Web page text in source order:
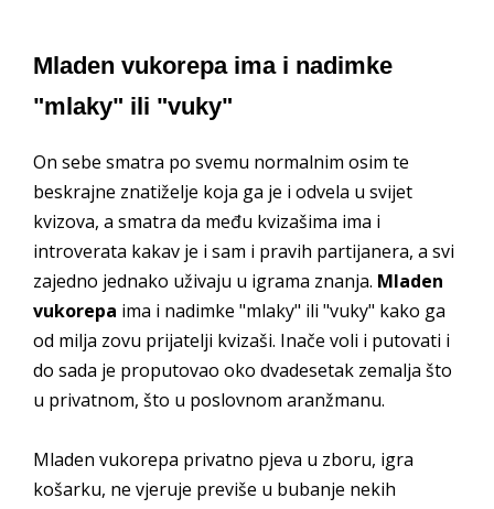
Mladen vukorepa ima i nadimke
"mlaky" ili "vuky"
On sebe smatra po svemu normalnim osim te
beskrajne znatiželje koja ga je i odvela u svijet
kvizova, a smatra da među kvizašima ima i
introverata kakav je i sam i pravih partijanera, a svi
zajedno jednako uživaju u igrama znanja. Mladen
vukorepa ima i nadimke "mlaky" ili "vuky" kako ga
od milja zovu prijatelji kvizaši. Inače voli i putovati i
do sada je proputovao oko dvadesetak zemalja što
u privatnom, što u poslovnom aranžmanu.
Mladen vukorepa privatno pjeva u zboru, igra
košarku, ne vjeruje previše u bubanje nekih